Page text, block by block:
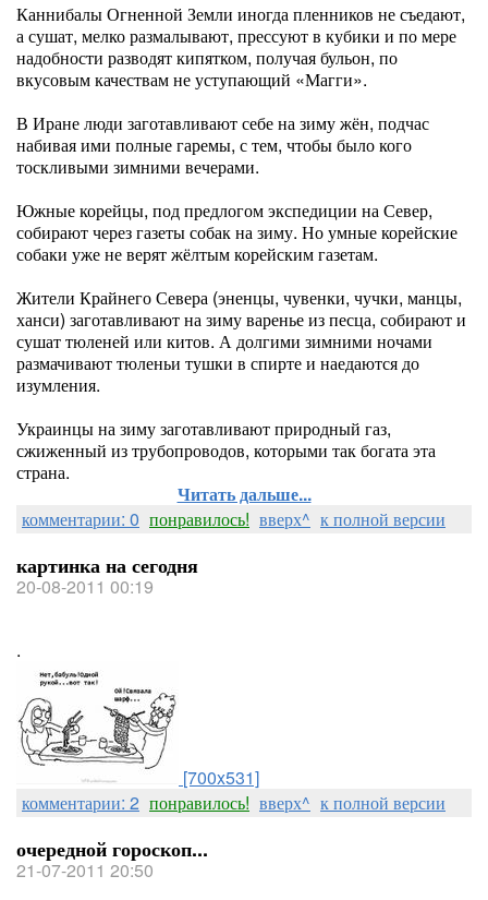
Каннибалы Огненной Земли иногда пленников не съедают,
а сушат, мелко размалывают, прессуют в кубики и по мере
надобности разводят кипятком, получая бульон, по
вкусовым качествам не уступающий «Магги».
В Иране люди заготавливают себе на зиму жён, подчас
набивая ими полные гаремы, с тем, чтобы было кого
тоскливыми зимними вечерами.
Южные корейцы, под предлогом экспедиции на Север,
собирают через газеты собак на зиму. Но умные корейские
собаки уже не верят жёлтым корейским газетам.
Жители Крайнего Севера (эненцы, чувенки, чучки, манцы,
ханси) заготавливают на зиму варенье из песца, собирают и
сушат тюленей или китов. А долгими зимними ночами
размачивают тюленьи тушки в спирте и наедаются до
изумления.
Украинцы на зиму заготавливают природный газ,
сжиженный из трубопроводов, которыми так богата эта
страна.
Читать дальше...
комментарии: 0 понравилось! вверх^ к полной версии
картинка на сегодня
20-08-2011 00:19
.
[700x531]
комментарии: 2 понравилось! вверх^ к полной версии
очередной гороскоп...
21-07-2011 20:50